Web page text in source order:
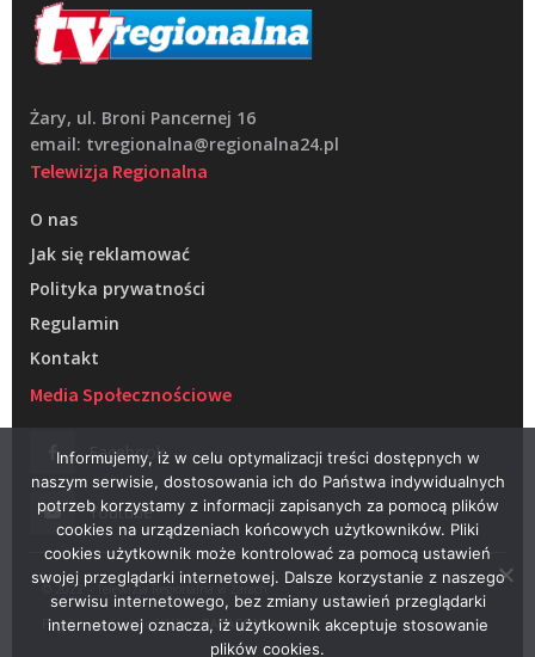
Żary, ul. Broni Pancernej 16
email: tvregionalna@regionalna24.pl
Telewizja Regionalna
O nas
Jak się reklamować
Polityka prywatności
Regulamin
Kontakt
Media Społecznościowe
Facebook
Youtube
© 2022 – Telewizja Regionalna w Żarach
Projektowanie stron WWW –RAGACOM
Informujemy, iż w celu optymalizacji treści dostępnych w
naszym serwisie, dostosowania ich do Państwa indywidualnych
potrzeb korzystamy z informacji zapisanych za pomocą plików
cookies na urządzeniach końcowych użytkowników. Pliki
cookies użytkownik może kontrolować za pomocą ustawień
swojej przeglądarki internetowej. Dalsze korzystanie z naszego
serwisu internetowego, bez zmiany ustawień przeglądarki
internetowej oznacza, iż użytkownik akceptuje stosowanie
plików cookies.